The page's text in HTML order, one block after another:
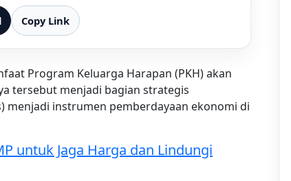
Copy Link
Program Keluarga Harapan (PKH) akan
tersebut menjadi bagian strategis
menjadi instrumen pemberdayaan ekonomi di
untuk Jaga Harga dan Lindungi